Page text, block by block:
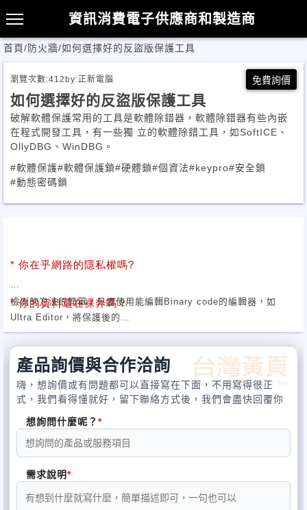
資訊消費電子供應商和製造商
首頁/防火牆/如何選擇好的反盜版保護工具
瀏覽次數:412 by:正新電腦 免費詢價
如何選擇好的反盜版保護工具
破解軟體保護常用的工具是軟體除錯器，軟體除錯器有些內嵌
在程式開發工具，有一些獨 立的軟體除錯工具，如SoftICE、
OllyDBG、WinDBG。
#軟體保護#軟體保護鎖#硬體鎖#個資法#keypro#安全鎖
#動態密碼鎖
* 你在乎網路的隱私權嗎?
*你的資料還在裸奔嗎？
*你擔心機密文件被駭客入侵嗎?
資訊安全專家- 正新電腦 - 將提供給您資訊保安的產品和
服務。
肇因於資訊科技產業蓬勃發展，小至行動電話，大至巨無霸飛行器
A-380，舉目所見，
無處不是人類智慧藉由軟體科技的實現，軟體已成為多數產品基本
檢測的方法很簡單，只要使用能編輯Binary code的編輯器，如
Ultra Editor，將保護後的
執行檔案開啟，找到檔案前段的屬性敘述區，這一段資料不影響檔
案執行的，只要修改一
個Bit後，然後將它存檔，接著我們去執行它，看它能否執行，如果
照常執行，代表保護機
制無法維護其程式的完整性。
抵抗單步執行除錯
破解軟體保護常用的工具是軟體除錯器，軟體除錯器有些內嵌在程
式開發工具，有一些獨
產品詢價與合作洽詢
嗨，想詢價或有問題都可以直接寫在下面，不用寫得很正
式，我們看得懂就好，留下聯絡方式後，我們會盡快回覆你
想詢問什麼呢？
需求說明